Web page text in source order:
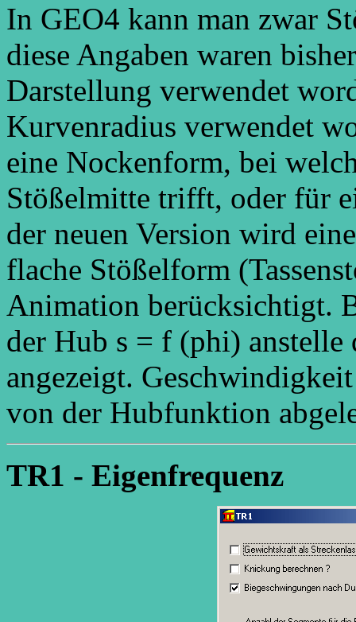
In GEO4 kann man zwar
diese Angaben waren
Darstellung verwendet
Kurvenradius verwendet
eine Nockenform, bei
Stößelmitte trifft, oder für
der neuen Version wird
flache Stößelform
Animation berücksichtigt.
der Hub s = f (phi)
angezeigt.
von der Hubfunktion
TR1 - Eigenfrequenz